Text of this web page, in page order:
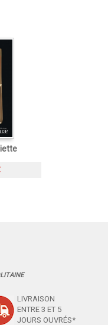
LIVRAISON
ENTRE 3 ET 5
JOURS OUVRÉS*